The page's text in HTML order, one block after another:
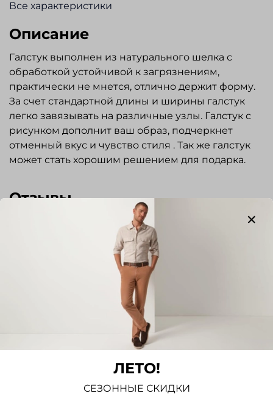
Все характеристики
Описание
Галстук выполнен из натурального шелка с
обработкой устойчивой к загрязнениям,
практически не мнется, отлично держит форму.
За счет стандартной длины и ширины галстук
легко завязывать на различные узлы. Галстук с
рисунком дополнит ваш образ, подчеркнет
отменный вкус и чувство стиля . Так же галстук
может стать хорошим решением для подарка.
Отзывы
Отзывов еще никто не оставлял
ЛЕТО!
СЕЗОННЫЕ СКИДКИ